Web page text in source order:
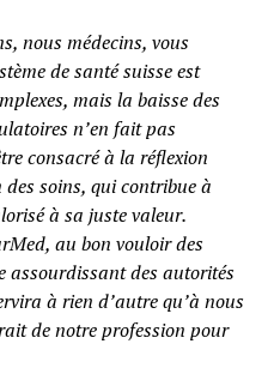
nous médecins, vous
de santé suisse est
mais la baisse des
n’en fait pas
consacré à la réflexion
soins, qui contribue à
à sa juste valeur.
au bon vouloir des
assourdissant des autorités
à rien d’autre qu’à nous
de notre profession pour